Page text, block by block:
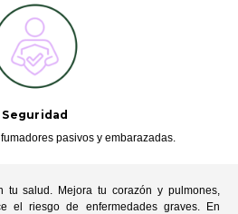
Seguridad
pasivos y embarazadas.
tu salud. Mejora tu corazón y pulmones,
el riesgo de enfermedades graves. En